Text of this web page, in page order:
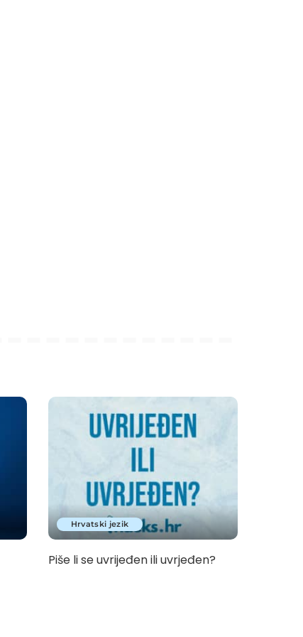
Hrvatski jezik
Piše li se uvrijeđen ili uvrjeđen?